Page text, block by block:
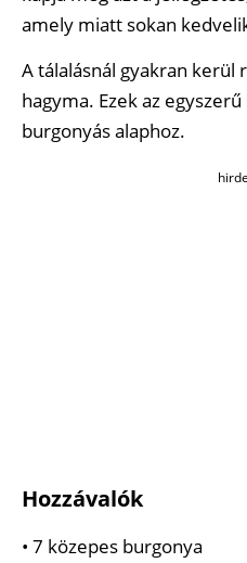
amely miatt sokan
A tálalásnál gyakran
hagyma. Ezek az
burgonyás alaphoz.
Hozzávalók
• 7 közepes burgonya